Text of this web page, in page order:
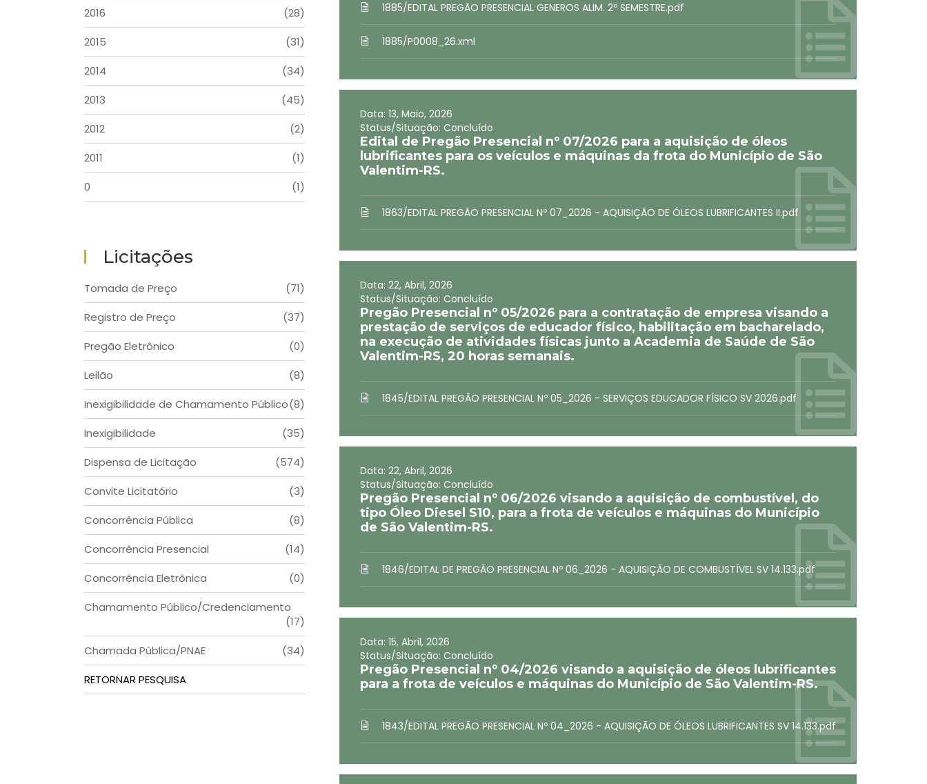
2016
(28)
2015
(31)
2014
(34)
2013
(45)
2012
(2)
2011
(1)
0
(1)
Licitações
Tomada de Preço
(71)
Registro de Preço
(37)
Pregão Eletrônico
(0)
Leilão
(8)
Inexigibilidade de Chamamento Público(8)
Inexigibilidade
(35)
Dispensa de Licitação
(574)
Convite Licitatório
(3)
Concorrência Pública
(8)
Concorrência Presencial
(14)
Concorrência Eletrônica
(0)
Chamamento Público/Credenciamento
(17)
Chamada Pública/PNAE
(34)
RETORNAR PESQUISA
1885/EDITAL PREGÃO PRESENCIAL GENEROS ALIM. 2º SEMESTRE.pdf
1885/P0008_26.xml
Data: 13, Maio, 2026
Status/Situação: Concluído
Edital de Pregão Presencial nº 07/2026 para a aquisição de óleos
lubrificantes para os veículos e máquinas da frota do Município de São
Valentim-RS.
1863/EDITAL PREGÃO PRESENCIAL Nº 07_2026 - AQUISIÇÃO DE ÓLEOS LUBRIFICANTES II.pdf
Data: 22, Abril, 2026
Status/Situação: Concluído
Pregão Presencial nº 05/2026 para a contratação de empresa visando a
prestação de serviços de educador físico, habilitação em bacharelado,
na execução de atividades físicas junto a Academia de Saúde de São
Valentim-RS, 20 horas semanais.
1845/EDITAL PREGÃO PRESENCIAL Nº 05_2026 - SERVIÇOS EDUCADOR FÍSICO SV 2026.pdf
Data: 22, Abril, 2026
Status/Situação: Concluído
Pregão Presencial nº 06/2026 visando a aquisição de combustível, do
tipo Óleo Diesel S10, para a frota de veículos e máquinas do Município
de São Valentim-RS.
1846/EDITAL DE PREGÃO PRESENCIAL Nº 06_2026 - AQUISIÇÃO DE COMBUSTÍVEL SV 14.133.pdf
Data: 15, Abril, 2026
Status/Situação: Concluído
Pregão Presencial nº 04/2026 visando a aquisição de óleos lubrificantes
para a frota de veículos e máquinas do Município de São Valentim-RS.
1843/EDITAL PREGÃO PRESENCIAL Nº 04_2026 - AQUISIÇÃO DE ÓLEOS LUBRIFICANTES SV 14.133.pdf